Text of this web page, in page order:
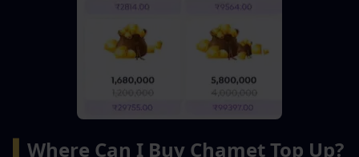
Where Can I Buy Chamet Top Up?